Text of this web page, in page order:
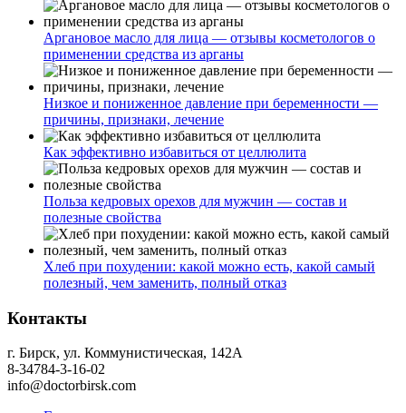
Аргановое масло для лица — отзывы косметологов о
применении средства из арганы
Низкое и пониженное давление при беременности —
причины, признаки, лечение
Как эффективно избавиться от целлюлита
Польза кедровых орехов для мужчин — состав и
полезные свойства
Хлеб при похудении: какой можно есть, какой самый
полезный, чем заменить, полный отказ
Контакты
г. Бирск, ул. Коммунистическая, 142А
8-34784-3-16-02
info@doctorbirsk.com